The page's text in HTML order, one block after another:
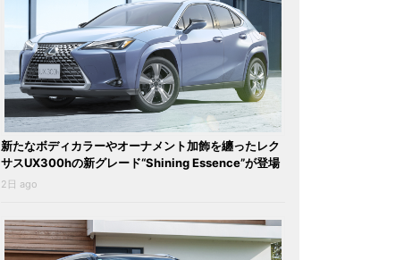
新たなボディカラーやオーナメント加飾を纏ったレク
サスUX300hの新グレード“Shining Essence”が登場
2日 ago